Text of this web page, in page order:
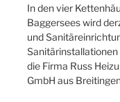
In den vier
Baggersees wird
und
die Firma Russ
GmbH aus